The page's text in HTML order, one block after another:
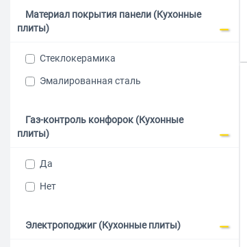
Материал покрытия панели (Кухонные
плиты)
Стеклокерамика
Эмалированная сталь
Газ-контроль конфорок (Кухонные
плиты)
Да
Нет
Электроподжиг (Кухонные плиты)